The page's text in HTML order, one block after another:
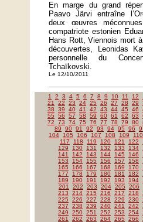
En marge du grand
Paavo Järvi entraîne
deux œuvres
compatriote estonien
Hans Rott, Viennois mort
découvertes, Leonidas
personnelle du
Tchaïkovski.
Le 12/10/2011
1 2 3 4 5 6 7 8 9 10 11 12
21
22 23 24 25 26 27 28 29
38
39 40 41 42 43 44 45 46
55
56 57 58 59 60 61 62 63
72
73 74 75 76 77 78 79 80
89
90 91 92 93 94 95 96
104
105 106 107 108 109
110
117
118 119 120 121 122
129
130 131 132 133 134
141
142 143 144 145 146
153
154 155 156 157 158
165
166 167 168 169 170
177
178 179 180 181 182
189
190 191 192 193 194
201
202 203 204 205
206
213
214 215 216 217 218
225
226 227 228 229 230
237
238 239 240 241 242
249
250 251 252 253 254
261
262 263 264 265 266